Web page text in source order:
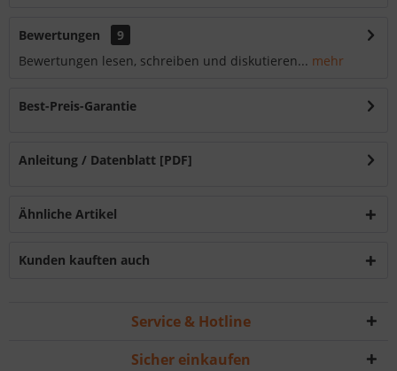
Bewertungen
9
Bewertungen lesen, schreiben und diskutieren... mehr
Best-Preis-Garantie
Anleitung / Datenblatt [PDF]
Ähnliche Artikel
Kunden kauften auch
Service & Hotline
Sicher einkaufen